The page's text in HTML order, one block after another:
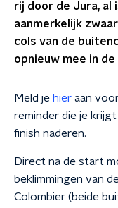
rij door de Jura, al
aanmerkelijk
cols van de
opnieuw mee in
Meld je hier aan
reminder die je
finish naderen.
Direct na de start
beklimmingen van
Colombier (beide